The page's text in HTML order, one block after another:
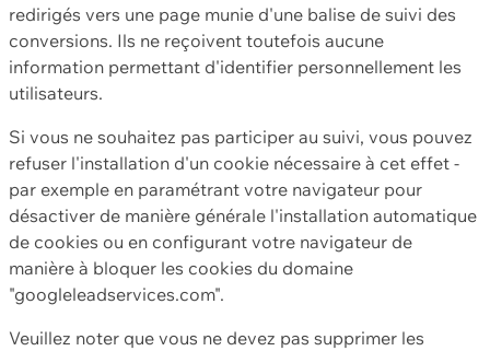
redirigés vers une page munie d'une balise de suivi des
conversions. Ils ne reçoivent toutefois aucune
information permettant d'identifier personnellement les
utilisateurs.
Si vous ne souhaitez pas participer au suivi, vous pouvez
refuser l'installation d'un cookie nécessaire à cet effet -
par exemple en paramétrant votre navigateur pour
désactiver de manière générale l'installation automatique
de cookies ou en configurant votre navigateur de
manière à bloquer les cookies du domaine
"googleleadservices.com".
Veuillez noter que vous ne devez pas supprimer les